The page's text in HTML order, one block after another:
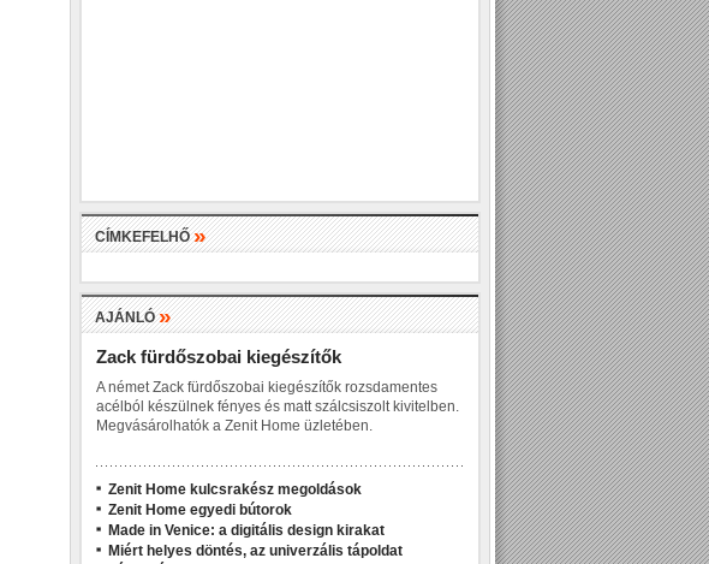
CÍMKEFELHŐ»
AJÁNLÓ»
Zack fürdőszobai kiegészítők
A német Zack fürdőszobai kiegészítők rozsdamentes
acélból készülnek fényes és matt szálcsiszolt kivitelben.
Megvásárolhatók a Zenit Home üzletében.
Zenit Home kulcsrakész megoldások
Zenit Home egyedi bútorok
Made in Venice: a digitális design kirakat
Miért helyes döntés, az univerzális tápoldat